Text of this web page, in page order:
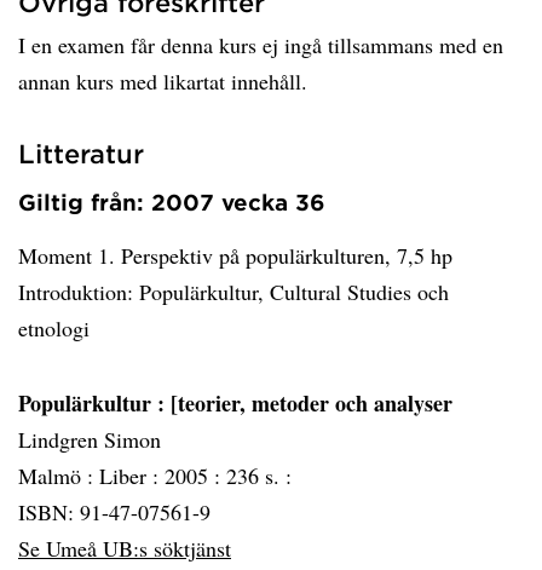
I en examen får denna kurs ej ingå tillsammans med en
annan kurs med likartat innehåll.
Litteratur
Giltig från: 2007 vecka 36
Moment 1. Perspektiv på populärkulturen, 7,5 hp
Introduktion: Populärkultur, Cultural Studies och
etnologi
Populärkultur : [teorier, metoder och analyser
Lindgren Simon
Malmö : Liber : 2005 : 236 s. :
ISBN: 91-47-07561-9
Se Umeå UB:s söktjänst